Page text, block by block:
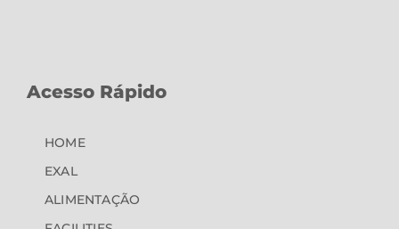
Acesso Rápido
HOME
EXAL
ALIMENTAÇÃO